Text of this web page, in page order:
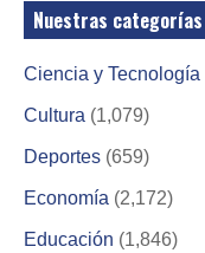
Nuestras categorías
Ciencia y Tecnología
Cultura (1,079)
Deportes (659)
Economía (2,172)
Educación (1,846)